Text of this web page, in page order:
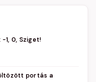
1, 0, Sziget!
portás a